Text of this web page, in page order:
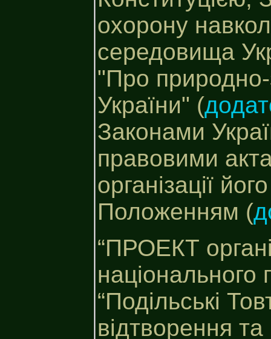
охорону
середовища
"Про
України" (
Законами
правовими
організації
Положенням (
“ПРОЕКТ
національного
“Подільські
відтворення